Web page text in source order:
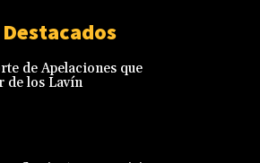
Destacados
de Apelaciones que
de los Lavín